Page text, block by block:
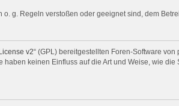
g. Regeln verstoßen oder geeignet sind, dem
v2“ (GPL) bereitgestellten Foren-Software
keinen Einfluss auf die Art und Weise, wie